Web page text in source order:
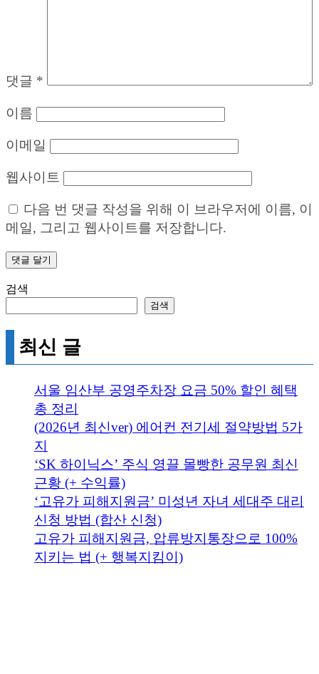
댓글 *
이름
이메일
웹사이트
다음 번 댓글 작성을 위해 이 브라우저에 이름, 이
메일, 그리고 웹사이트를 저장합니다.
검색
검색
최신 글
서울 임산부 공영주차장 요금 50% 할인 혜택
총 정리
(2026년 최신ver) 에어컨 전기세 절약방법 5가
지
‘SK 하이닉스’ 주식 영끌 몰빵한 공무원 최신
근황 (+ 수익률)
‘고유가 피해지원금’ 미성년 자녀 세대주 대리
신청 방법 (합산 신청)
고유가 피해지원금, 압류방지통장으로 100%
지키는 법 (+ 행복지킴이)